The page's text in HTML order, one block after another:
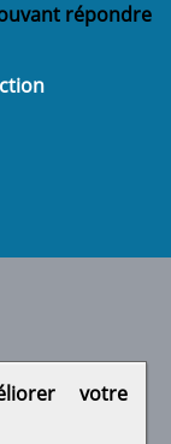
répondre
votre